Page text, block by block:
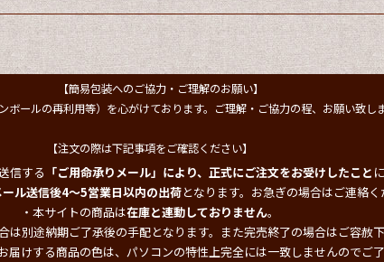
【簡易包装へのご協力・ご理解のお願い】
ボールの再利用等）を心がけております。ご理解・ご協力の程、お願い致し
【注文の際は下記事項をご確認ください】
信する 「ご用命承りメール」により、正式にご注文をお受けしたこと
ル送信後4～5営業日以内の出荷となります。お急ぎの場合はご連絡く
・本サイトの商品は在庫と連動しておりません。
は別途納期ご了承後の手配となります。また完売終了の場合はご容赦下
届けする商品の色は、パソコンの特性上完全には一致しませんのでご了